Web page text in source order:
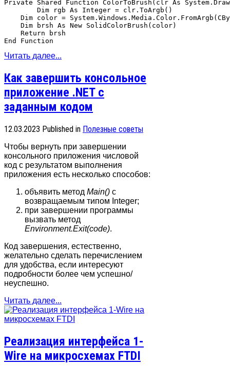
Private Shared Function ColorToBrush(clr As
Dim color =
    Dim brsh As New SolidColorBrush(color)
    Return brsh
Читать далее...
Как завершить консольное
приложение .NET с
заданным кодом
12.03.2023 Published in Полезные советы
Чтобы вернуть при завершении
консольного приложения числовой
код с результатом выполнения
приложения есть несколько способов:
объявить метод Main() с
возвращаемым типом Integer;
при завершении программы
вызвать метод
Environment.Exit(code).
Код завершения, естественно,
желательно сделать перечислением
для удобства, если интересуют
подробности более чем успешно/
неуспешно.
Читать далее...
Реализация интерфейса 1-
Wire на микросхемах FTDI